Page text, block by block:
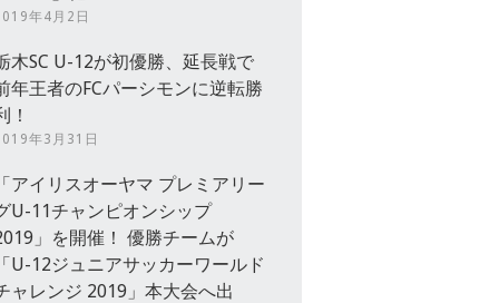
年4月2日
木SC U-12が初優勝、延長戦で
年王者のFCパーシモンに逆転勝
！
年3月31日
アイリスオーヤマ プレミアリー
U-11チャンピオンシップ
」を開催！ 優勝チームが
U-12ジュニアサッカーワールド
ャレンジ 2019」本大会へ出